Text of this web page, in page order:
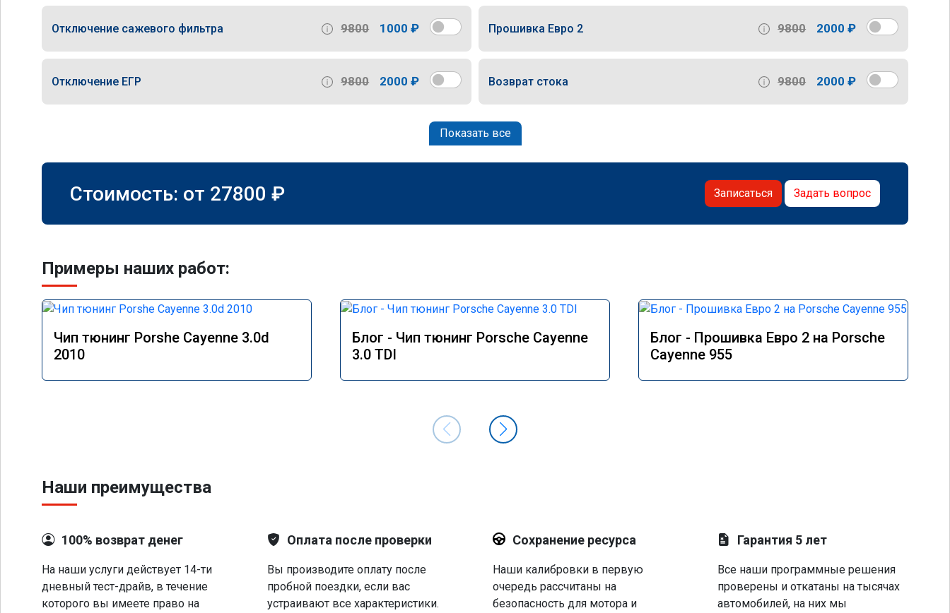
Отключение сажевого фильтра 9800 1000 ₽ Прошивка Евро 2 9800 2000 ₽
Отключение ЕГР 9800 2000 ₽ Возврат стока 9800 2000 ₽
Показать все
Стоимость: от 27800 ₽ Записаться Задать вопрос
Примеры наших работ:
Чип тюнинг Porshe Cayenne 3.0d
2010
Блог - Чип тюнинг Porsche Cayenne
3.0 TDI
Блог - Прошивка Евро 2 на Porsche
Cayenne 955
Наши преимущества
100% возврат денег
На наши услуги действует 14-ти
дневный тест-драйв, в течение
которого вы имеете право на
Оплата после проверки
Вы производите оплату после
пробной поездки, если вас
устраивают все характеристики.
Сохранение ресурса
Наши калибровки в первую
очередь рассчитаны на
безопасность для мотора и
Гарантия 5 лет
Все наши программные решения
проверены и откатаны на тысячах
автомобилей, на них мы